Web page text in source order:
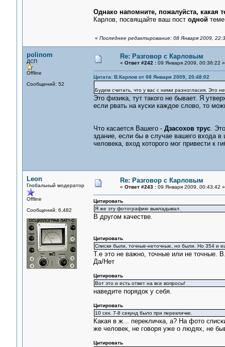
Однако напомните, пожалуйста, какая
Карлов, посвящайте ваш пост одной
« Последнее редактирование: 08 Января 2009,
polinom
ДСП
Offline
Сообщений: 52
Re: Разговор с Карловым
« Ответ #242 :09 Января 2009, 00:36:22 »
Цитата: В.Карлов от 08 Января 2009, 20:48:02
Будем считать, что у вас с ними разногласия. Это
Это физика, тут такого не бывает. Я
если рвать на куски каждое слово, то
Что касается Вашего - Дзасохов трус.
здание, если бы в случае вашего входа
человека, вход которого мог привести к
Leon
Глобальный модератор
Offline
Сообщений: 6,482
Re: Разговор с Карловым
« Ответ #243 :09 Января 2009, 00:43:42 »
Цитировать
Я же эту фотографию выкладывал.
В другом качестве.
Цитировать
Списки были, точные-неточные, но были. Но 354 и
Т.е это не важно, точные или не точные.
Да/Нет
Цитировать
Вот это и есть ответ на все вопросы!
наведите порядок у себя.
Цитировать
10 сек. 7-8 секунд было при перекличке.
Какая в ж... перекличка, а? На фото
же человек, не говоря уже о людях, не
Цитировать